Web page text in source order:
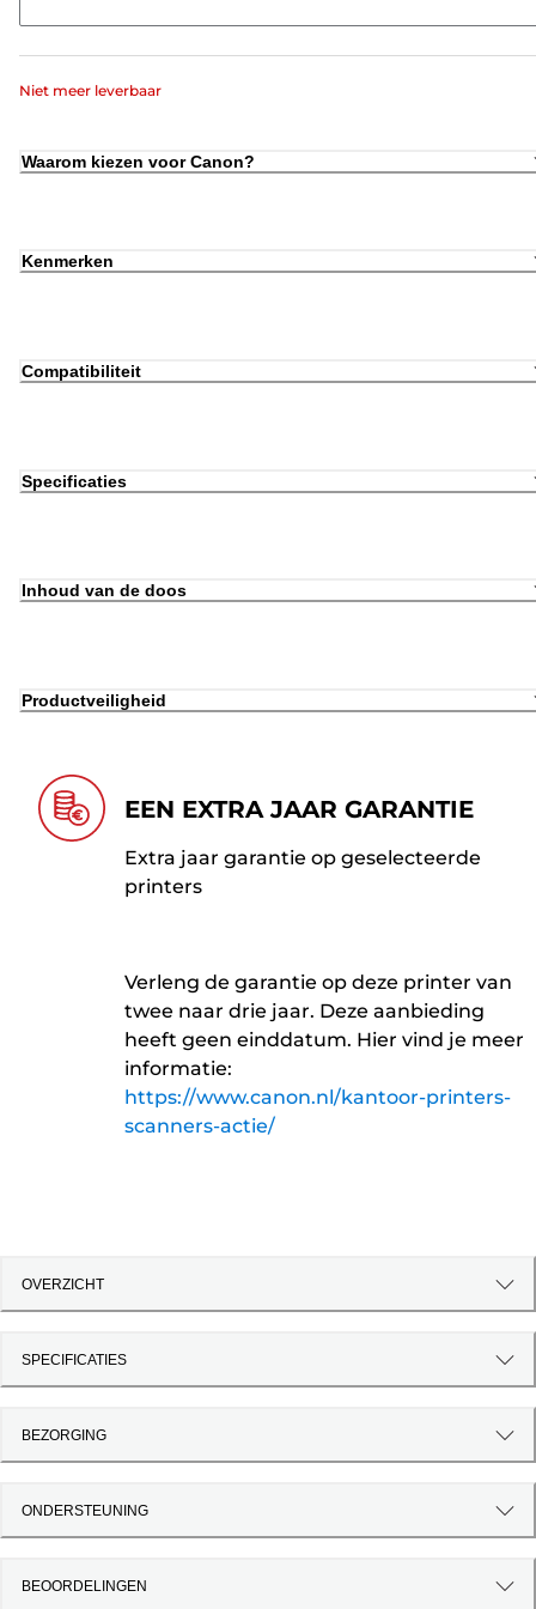
Niet meer leverbaar
Waarom kiezen voor Canon?
Kenmerken
Compatibiliteit
Specificaties
Inhoud van de doos
Productveiligheid
EEN EXTRA JAAR GARANTIE
Extra jaar garantie op geselecteerde
printers
Verleng de garantie op deze printer van
twee naar drie jaar. Deze aanbieding
heeft geen einddatum. Hier vind je meer
informatie:
https://www.canon.nl/kantoor-printers-
scanners-actie/
OVERZICHT
SPECIFICATIES
BEZORGING
ONDERSTEUNING
BEOORDELINGEN